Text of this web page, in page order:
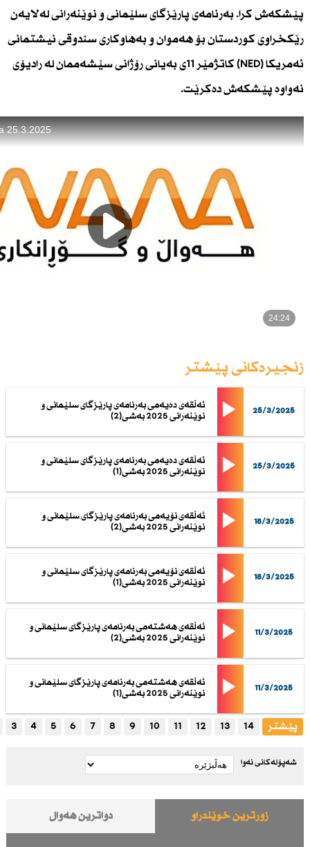
پێشكەش كرا. بەرنامەی پارێزگای سلێمانی و نوێنەرانی لەلایەن
رێكخراوی كوردستان بۆ هەموان و بەهاوكاری سندوقی نیشتمانی
ئەمریكا (NED) كاتژمێر 11ی بەیانی رۆژانی سێشەممان لە رادیۆی
نەواوە پێشكەش دەكرێت.
زنجیرەکانی پێشتر
25/3/2025
ئەڵقەی دەیەمی بەرنامەی پارێزگای سلێمانی و
نوێنەرانی 2025 بەشی(2)
25/3/2025
ئەڵقەی دەیەمی بەرنامەی پارێزگای سلێمانی و
نوێنەرانی 2025 بەشی(1)
18/3/2025
ئەڵقەی نۆیەمی بەرنامەی پارێزگای سلێمانی و
نوێنەرانی 2025 بەشی(2)
18/3/2025
ئەڵقەی نۆیەمی بەرنامەی پارێزگای سلێمانی و
نوێنەرانی 2025 بەشی(1)
11/3/2025
ئەڵقەی هەشتەمی بەرنامەی پارێزگای سلێمانی و
نوێنەرانی 2025 بەشی(2)
11/3/2025
ئەڵقەی هەشتەمی بەرنامەی پارێزگای سلێمانی و
نوێنەرانی 2025 بەشی(1)
پێشتر 3 4 5 6 7 8 9 10 11 12 13 14
شەپۆلەکانی نەوا
زۆرترین خوێندراو دواترین هەواڵ